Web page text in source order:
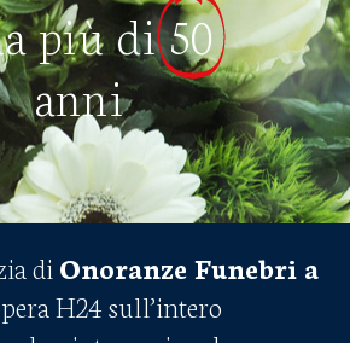
più di50
anni
di Onoranze Funebri a
H24 sull’intero